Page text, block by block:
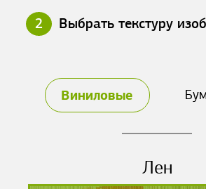
2 Выбрать текстуру
Виниловые
Лен